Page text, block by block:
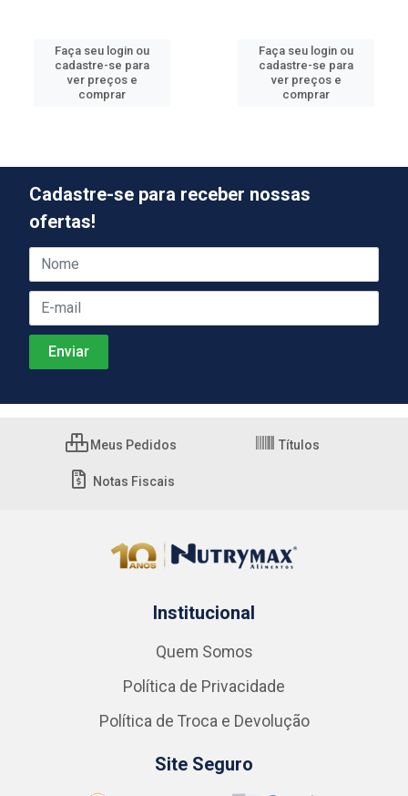
Faça seu login ou
cadastre-se para
ver preços e
comprar
Faça seu login ou
cadastre-se para
ver preços e
comprar
Cadastre-se para receber nossas
ofertas!
Meus Pedidos Títulos
Notas Fiscais
Institucional
Quem Somos
Política de Privacidade
Política de Troca e Devolução
Site Seguro